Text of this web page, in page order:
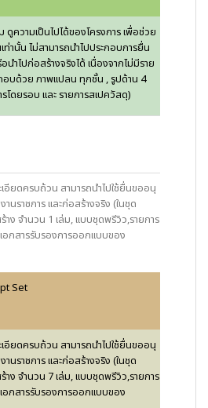
ความเป็นไปได้ของโครงการ เพื่อช่วย
ท่านั้น ไม่สามารถนำไปประกอบการยื่น
ำไปก่อสร้างจริงได้ เนื่องจากไม่มีราย
อบด้วย ภาพแปลน ทุกชั้น , รูปด้าน 4
โดยรอบ และ รายการสเปควัสดุ)
อียดครบถ้วน สามารถนำไปใช้ยื่นขออนุ
ราชการ และก่อสร้างจริง (ในชุด
ง จำนวน 1 เล่ม, แบบชุดพรีวิว,รายการ
อกสารรับรองการออกแบบของ
Set
อียดครบถ้วน สามารถนำไปใช้ยื่นขออนุ
ราชการ และก่อสร้างจริง (ในชุด
ง จำนวน 7 เล่ม, แบบชุดพรีวิว,รายการ
อกสารรับรองการออกแบบของ